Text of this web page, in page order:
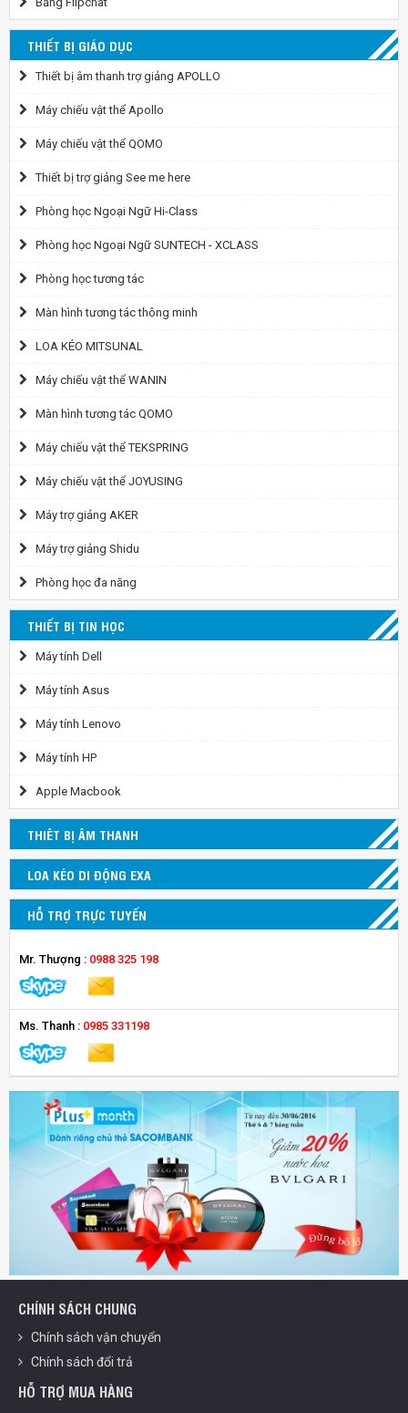
THIẾT BỊ GIÁO DỤC
Thiết bị âm thanh trợ giảng APOLLO
Máy chiếu vật thể Apollo
Máy chiếu vật thể QOMO
Thiết bị trợ giảng See me here
Phòng học Ngoại Ngữ Hi-Class
Phòng học Ngoại Ngữ SUNTECH - XCLASS
Phòng học tương tác
Màn hình tương tác thông minh
LOA KÉO MITSUNAL
Máy chiếu vật thể WANIN
Màn hình tương tác QOMO
Máy chiếu vật thể TEKSPRING
Máy chiếu vật thể JOYUSING
Máy trợ giảng AKER
Máy trợ giảng Shidu
Phòng học đa năng
THIẾT BỊ TIN HỌC
Máy tính Dell
Máy tính Asus
Máy tính Lenovo
Máy tính HP
Apple Macbook
THIÊT BỊ ÂM THANH
LOA KÉO DI ĐỘNG EXA
HỖ TRỢ TRỰC TUYẾN
Mr. Thượng : 0988 325 198
Ms. Thanh : 0985 331198
CHÍNH SÁCH CHUNG
Chính sách vận chuyển
Chính sách đổi trả
HỖ TRỢ MUA HÀNG